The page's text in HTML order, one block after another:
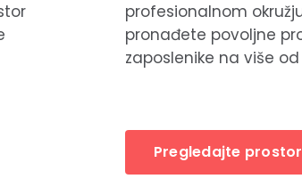
profesionalnom
pronađete povoljne
zaposlenike na više
Pregledajte